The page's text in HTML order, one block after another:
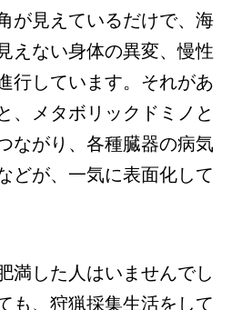
が見えているだけで、海
えない身体の異変、慢性
行しています。それがあ
、メタボリックドミノと
ながり、各種臓器の病気
どが、一気に表面化して
満した人はいませんでし
も、狩猟採集生活をして